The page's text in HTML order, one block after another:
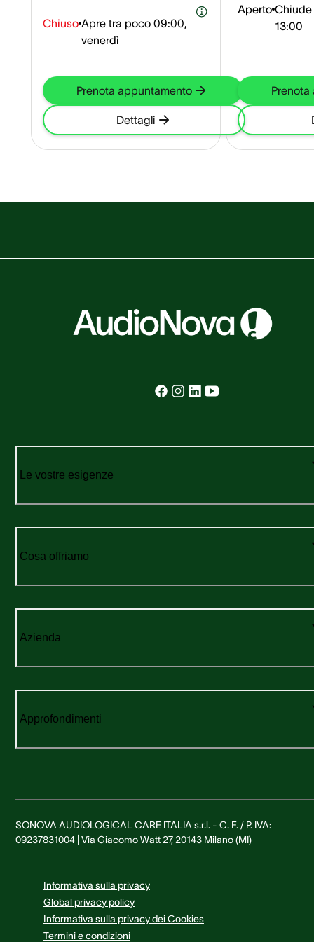
Chiuso Apre tra poco 09:00,
venerdì
Prenota appuntamento
Dettagli
Aperto
13:00
Le vostre esigenze
Cosa offriamo
Azienda
Approfondimenti
SONOVA AUDIOLOGICAL CARE ITALIA s.r.l. - C. F. / P. IVA:
09237831004 | Via Giacomo Watt 27, 20143 Milano (MI)
Informativa sulla privacy
Global privacy policy
Informativa sulla privacy dei Cookies
Termini e condizioni